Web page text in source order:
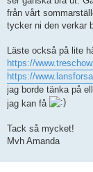
från vårt
tycker ni den verkar
Läste också på lite
https://
https://
jag borde tänka på
jag kan få
Tack så mycket!
Mvh Amanda